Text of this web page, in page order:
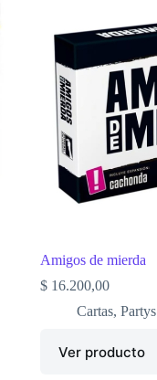
Amigos de mierda
$ 16.200,00
Cartas,Partys
Ver producto